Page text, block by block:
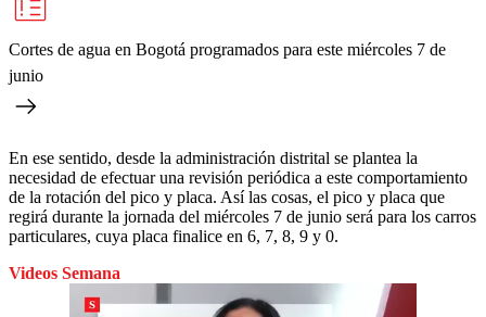
Cortes de agua en Bogotá programados para este miércoles 7 de
junio
En ese sentido, desde la administración distrital se plantea la
necesidad de efectuar una revisión periódica a este comportamiento
de la rotación del pico y placa. Así las cosas, el pico y placa que
regirá durante la jornada del miércoles 7 de junio será para los carros
particulares, cuya placa finalice en 6, 7, 8, 9 y 0.
Videos Semana